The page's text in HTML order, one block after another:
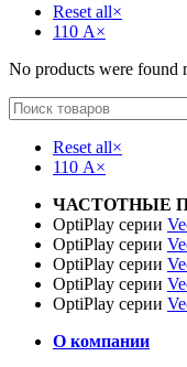
Reset all×
110 А×
No products were found
Reset all×
110 А×
ЧАСТОТНЫЕ
OptiPlay серии
OptiPlay серии
OptiPlay серии
OptiPlay серии
OptiPlay серии
О компании